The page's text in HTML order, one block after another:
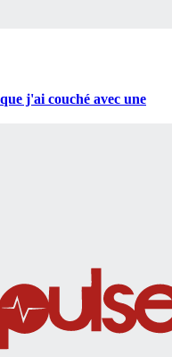
j'ai couché avec une